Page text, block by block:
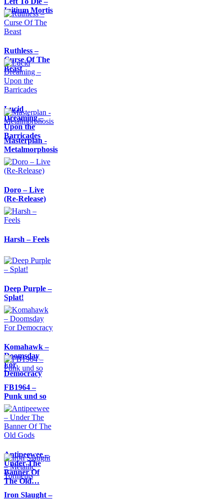
Initium Mortis
Ruthless –
Curse Of The
Beast
Lucid
Dreaming –
Upon the
Barricades
Masterplan -
Metalmorphosis
Doro – Live
(Re-Release)
Harsh – Feels
Deep Purple –
Splat!
Komahawk –
Doomsday
For
Democracy
FB1964 –
Punk und so
Antipeewee –
Under The
Banner Of
The Old…
Iron Slaught –